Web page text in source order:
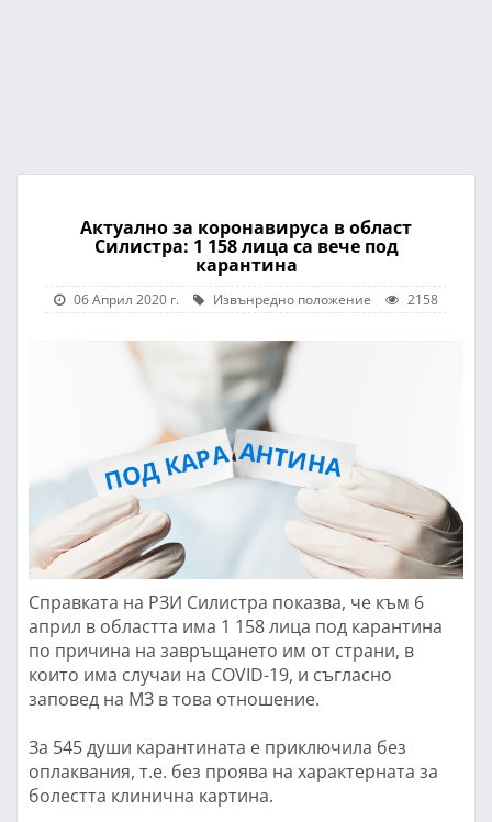
Актуално за коронавируса в област
Силистра: 1 158 лица са вече под
карантина
06 Април 2020 г. Извънредно положение 2158
Справката на РЗИ Силистра показва, че към 6
април в областта има 1 158 лица под карантина
по причина на завръщането им от страни, в
които има случаи на COVID-19, и съгласно
заповед на МЗ в това отношение.
За 545 души карантината е приключила без
оплаквания, т.е. без проява на характерната за
болестта клинична картина.